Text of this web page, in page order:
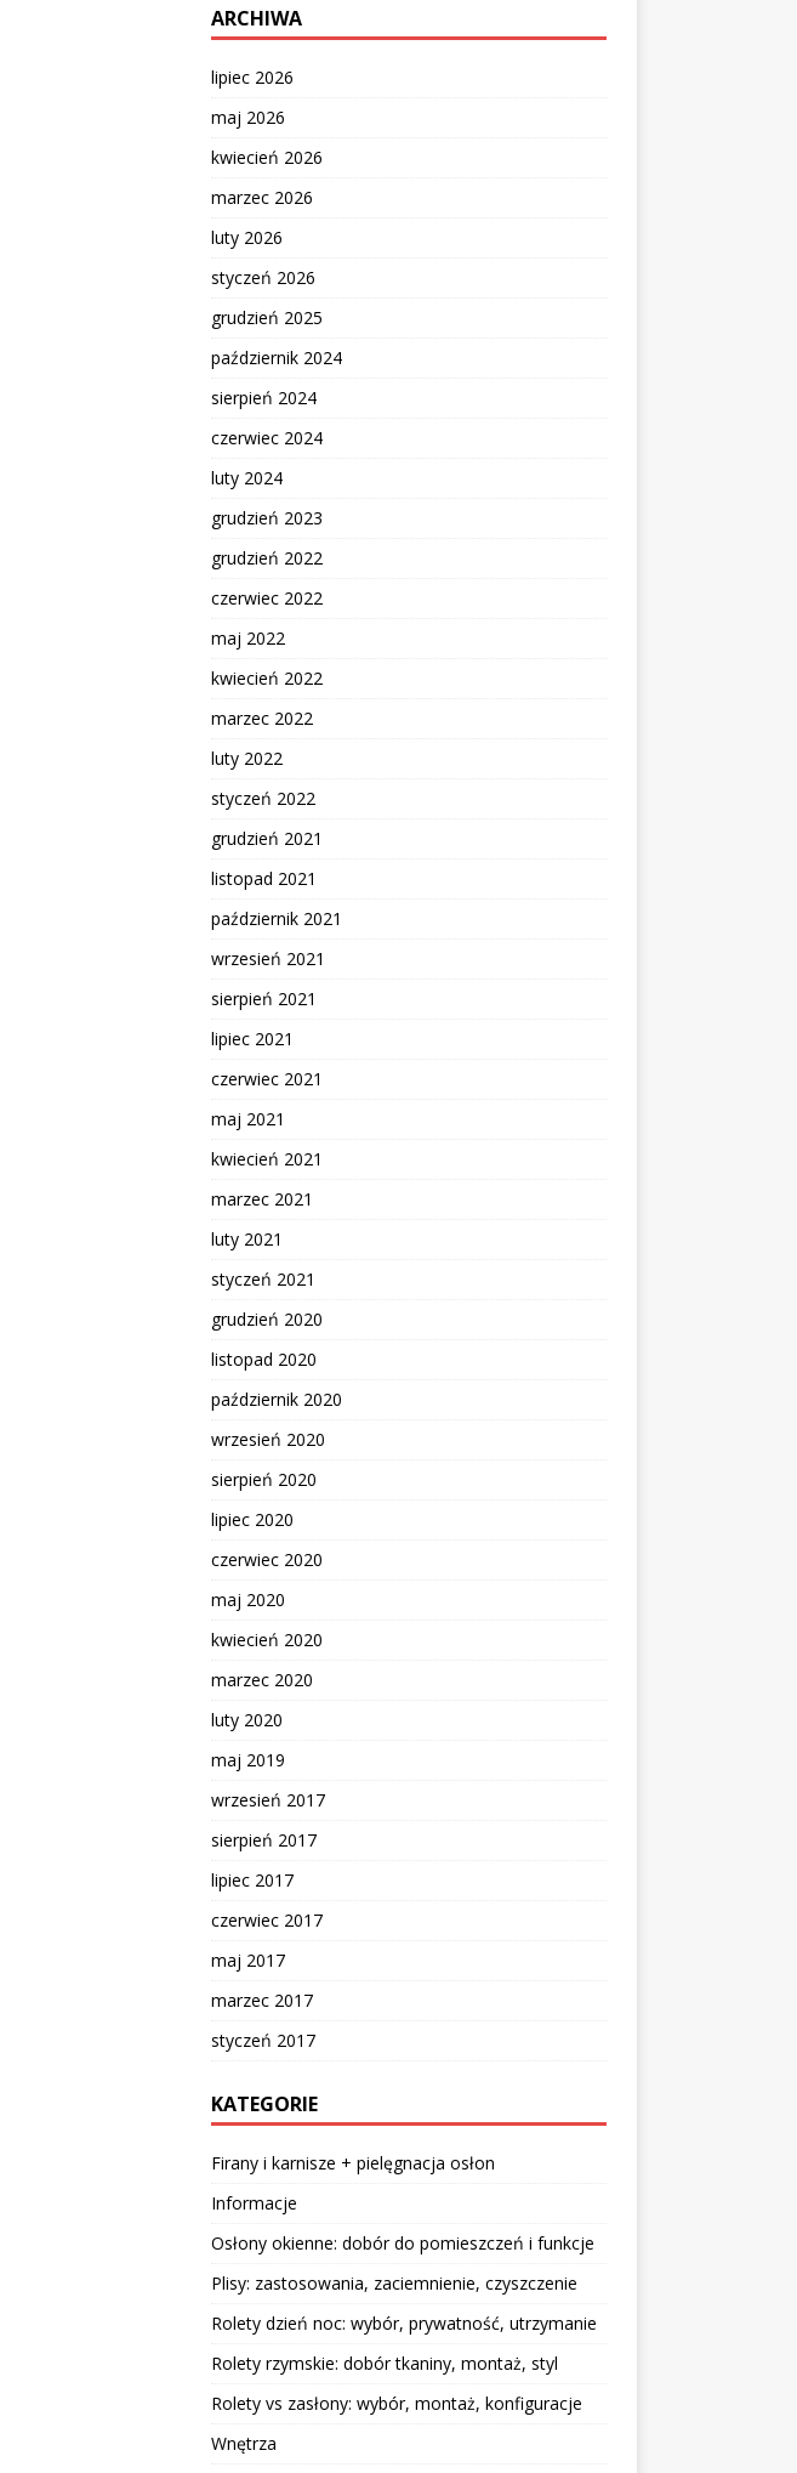
ARCHIWA
lipiec 2026
maj 2026
kwiecień 2026
marzec 2026
luty 2026
styczeń 2026
grudzień 2025
październik 2024
sierpień 2024
czerwiec 2024
luty 2024
grudzień 2023
grudzień 2022
czerwiec 2022
maj 2022
kwiecień 2022
marzec 2022
luty 2022
styczeń 2022
grudzień 2021
listopad 2021
październik 2021
wrzesień 2021
sierpień 2021
lipiec 2021
czerwiec 2021
maj 2021
kwiecień 2021
marzec 2021
luty 2021
styczeń 2021
grudzień 2020
listopad 2020
październik 2020
wrzesień 2020
sierpień 2020
lipiec 2020
czerwiec 2020
maj 2020
kwiecień 2020
marzec 2020
luty 2020
maj 2019
wrzesień 2017
sierpień 2017
lipiec 2017
czerwiec 2017
maj 2017
marzec 2017
styczeń 2017
KATEGORIE
Firany i karnisze + pielęgnacja osłon
Informacje
Osłony okienne: dobór do pomieszczeń i funkcje
Plisy: zastosowania, zaciemnienie, czyszczenie
Rolety dzień noc: wybór, prywatność, utrzymanie
Rolety rzymskie: dobór tkaniny, montaż, styl
Rolety vs zasłony: wybór, montaż, konfiguracje
Wnętrza